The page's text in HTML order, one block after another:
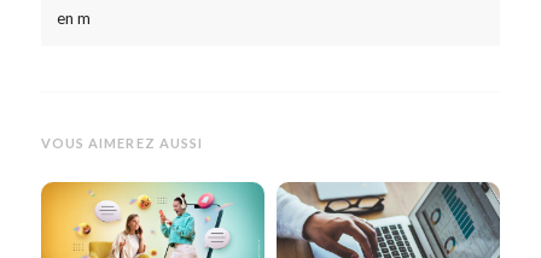
en m
VOUS AIMEREZ AUSSI